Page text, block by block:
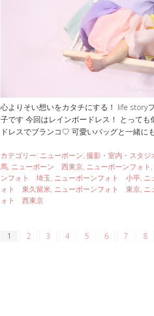
心よりそい想いをカタチにする！ life story
子です 今回はレインボードレス！ とって
ドレスでブランコ♡ 可愛いバッグと一緒に
カテゴリー: ニューボーン, 撮影・室内・スタジ
馬, ニューボーン 西東京, ニューボーンフォト ,
ンフォト 埼玉, ニューボーンフォト 小平,
ォト 東久留米, ニューボーンフォト 東京,
ォト 西東京
1 2 3 4 5 6 7 8